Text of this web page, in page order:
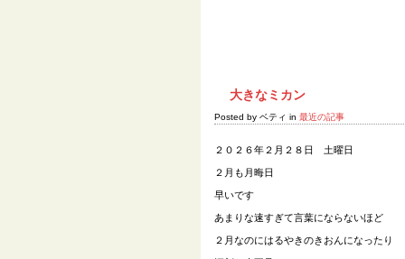
大きなミカン
Posted by ベティ in 最近の記事
２０２６年２月２８日 土曜日
２月も月晦日
早いです
あまりな速すぎて言葉にならないほど
２月なのにはるやきのきおんになったり